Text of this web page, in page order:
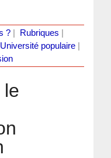
?| Rubriques
populaire
le